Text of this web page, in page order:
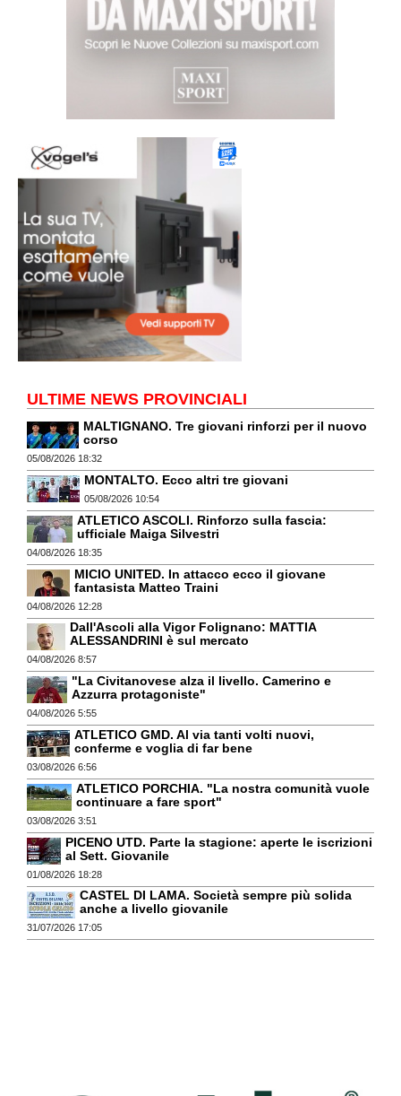
ULTIME NEWS PROVINCIALI
MALTIGNANO. Tre giovani rinforzi per il nuovo
corso
05/08/2026 18:32
MONTALTO. Ecco altri tre giovani
05/08/2026 10:54
ATLETICO ASCOLI. Rinforzo sulla fascia:
ufficiale Maiga Silvestri
04/08/2026 18:35
MICIO UNITED. In attacco ecco il giovane
fantasista Matteo Traini
04/08/2026 12:28
Dall'Ascoli alla Vigor Folignano: MATTIA
ALESSANDRINI è sul mercato
04/08/2026 8:57
"La Civitanovese alza il livello. Camerino e
Azzurra protagoniste"
04/08/2026 5:55
ATLETICO GMD. Al via tanti volti nuovi,
conferme e voglia di far bene
03/08/2026 6:56
ATLETICO PORCHIA. "La nostra comunità vuole
continuare a fare sport"
03/08/2026 3:51
PICENO UTD. Parte la stagione: aperte le iscrizioni
al Sett. Giovanile
01/08/2026 18:28
CASTEL DI LAMA. Società sempre più solida
anche a livello giovanile
31/07/2026 17:05